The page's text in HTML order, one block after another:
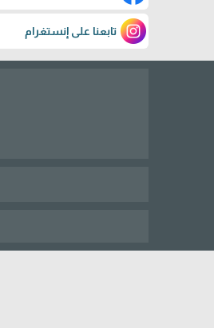
تابعنا على إنستغرام